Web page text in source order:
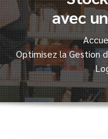
avec
Optimisez la Gestion